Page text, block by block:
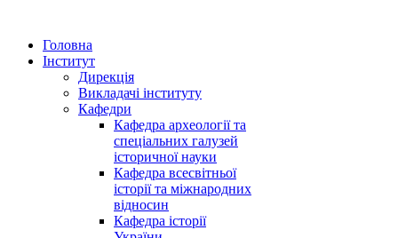
Головна
Інститут
Дирекція
Викладачі інституту
Кафедри
Кафедра археології та
спеціальних галузей
історичної науки
Кафедра всесвітньої
історії та міжнародних
відносин
Кафедра історії